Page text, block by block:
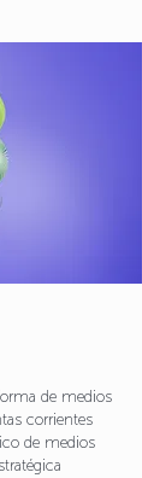
de medios
corrientes
de medios